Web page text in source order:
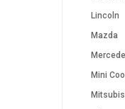
Lincoln
Mazda
Mini